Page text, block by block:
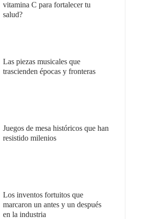
vitamina C para fortalecer tu
salud?
Las piezas musicales que
trascienden épocas y fronteras
Juegos de mesa históricos que han
resistido milenios
Los inventos fortuitos que
marcaron un antes y un después
en la industria